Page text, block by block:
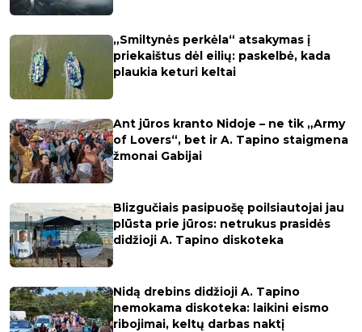
„Smiltynės perkėla“ atsakymas į
priekaištus dėl eilių: paskelbė, kada
plaukia keturi keltai
Ant jūros kranto Nidoje – ne tik „Army
of Lovers“, bet ir A. Tapino staigmena
žmonai Gabijai
Blizgučiais pasipuošę poilsiautojai jau
plūsta prie jūros: netrukus prasidės
didžioji A. Tapino diskoteka
Nidą drebins didžioji A. Tapino
nemokama diskoteka: laikini eismo
ribojimai, keltų darbas naktį